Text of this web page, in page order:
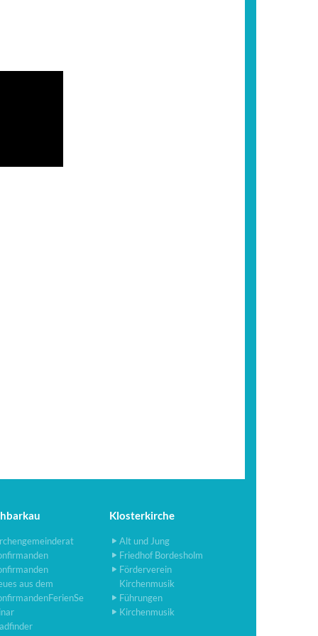
aus dem
Klosterkirche
Alt und Jung
Friedhof Bordesholm
Förderverein
Kirchenmusik
Führungen
Kirchenmusik